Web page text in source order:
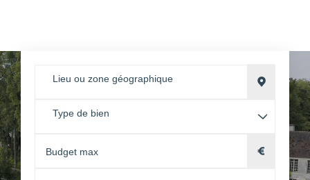
Lieu ou zone géographique
Type de bien